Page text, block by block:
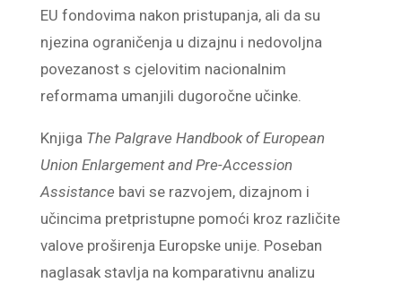
EU fondovima nakon pristupanja, ali da su
njezina ograničenja u dizajnu i nedovoljna
povezanost s cjelovitim nacionalnim
reformama umanjili dugoročne učinke.
Knjiga The Palgrave Handbook of European
Union Enlargement and Pre-Accession
Assistance bavi se razvojem, dizajnom i
učincima pretpristupne pomoći kroz različite
valove proširenja Europske unije. Poseban
naglasak stavlja na komparativnu analizu